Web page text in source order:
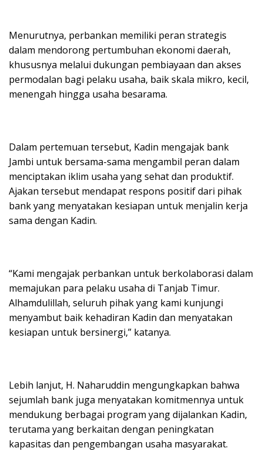
Menurutnya, perbankan memiliki peran strategis
dalam mendorong pertumbuhan ekonomi daerah,
khususnya melalui dukungan pembiayaan dan akses
permodalan bagi pelaku usaha, baik skala mikro, kecil,
menengah hingga usaha besarama.
Dalam pertemuan tersebut, Kadin mengajak bank
Jambi untuk bersama-sama mengambil peran dalam
menciptakan iklim usaha yang sehat dan produktif.
Ajakan tersebut mendapat respons positif dari pihak
bank yang menyatakan kesiapan untuk menjalin kerja
sama dengan Kadin.
“Kami mengajak perbankan untuk berkolaborasi dalam
memajukan para pelaku usaha di Tanjab Timur.
Alhamdulillah, seluruh pihak yang kami kunjungi
menyambut baik kehadiran Kadin dan menyatakan
kesiapan untuk bersinergi,” katanya.
Lebih lanjut, H. Naharuddin mengungkapkan bahwa
sejumlah bank juga menyatakan komitmennya untuk
mendukung berbagai program yang dijalankan Kadin,
terutama yang berkaitan dengan peningkatan
kapasitas dan pengembangan usaha masyarakat.